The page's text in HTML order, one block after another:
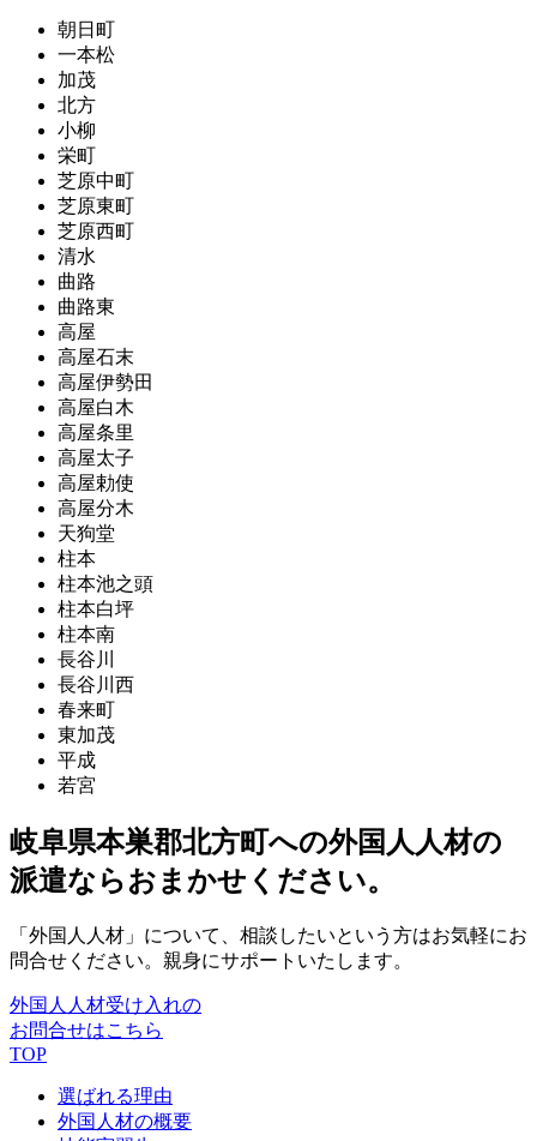
朝日町
一本松
加茂
北方
小柳
栄町
芝原中町
芝原東町
芝原西町
清水
曲路
曲路東
高屋
高屋石末
高屋伊勢田
高屋白木
高屋条里
高屋太子
高屋勅使
高屋分木
天狗堂
柱本
柱本池之頭
柱本白坪
柱本南
長谷川
長谷川西
春来町
東加茂
平成
若宮
岐阜県本巣郡北方町への外国人人材の
派遣ならおまかせください。
「外国人人材」について、相談したいという方はお気軽にお
問合せください。親身にサポートいたします。
外国人人材受け入れの
お問合せはこちら
TOP
選ばれる理由
外国人材の概要